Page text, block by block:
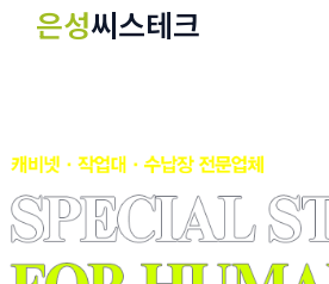
너
뛰
기
은성씨스테크